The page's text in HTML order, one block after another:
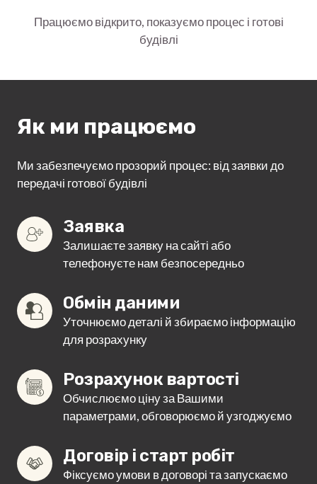
Працюємо відкрито, показуємо процес і готові
будівлі
Як ми працюємо
Ми забезпечуємо прозорий процес: від заявки до
передачі готової будівлі
Заявка
Залишаєте заявку на сайті або
телефонуєте нам безпосередньо
Обмін даними
Уточнюємо деталі й збираємо інформацію
для розрахунку
Розрахунок вартості
Обчислюємо ціну за Вашими
параметрами, обговорюємо й узгоджуємо
Договір і старт робіт
Фіксуємо умови в договорі та запускаємо